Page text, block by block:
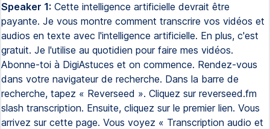
Speaker 1: Cette intelligence artificielle devrait être
payante. Je vous montre comment transcrire vos vidéos et
audios en texte avec l'intelligence artificielle. En plus, c'est
gratuit. Je l'utilise au quotidien pour faire mes vidéos.
Abonne-toi à DigiAstuces et on commence. Rendez-vous
dans votre navigateur de recherche. Dans la barre de
recherche, tapez « Reverseed ». Cliquez sur reverseed.fm
slash transcription. Ensuite, cliquez sur le premier lien. Vous
arrivez sur cette page. Vous voyez « Transcription audio et